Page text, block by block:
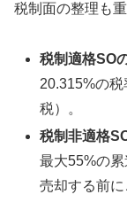
税制面の整理も重
税制適格SO
20.315%の
税）。
税制非適格
最大55%の
売却する前に